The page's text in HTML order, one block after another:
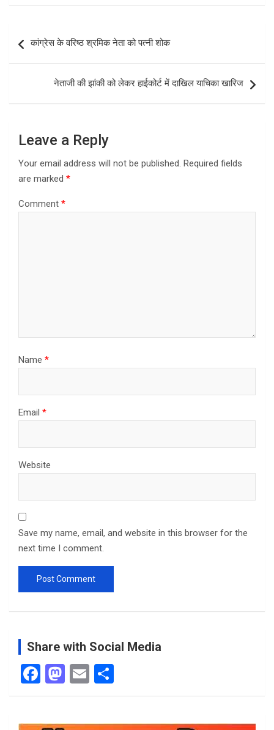
ce
b
o
o
st
o
d
o
n
ail ar
e
navigation
कांग्रेस के वरिष्ठ श्रमिक नेता को पत्नी शोक
नेताजी की झांकी को लेकर हाईकोर्ट में दाखिल याचिका खारिज
Leave a Reply
Your email address will not be published. Required fields
are marked *
Comment *
Name *
Email *
Website
Save my name, email, and website in this browser for the
next time I comment.
Share with Social Media
F
a
M
a
E
m h